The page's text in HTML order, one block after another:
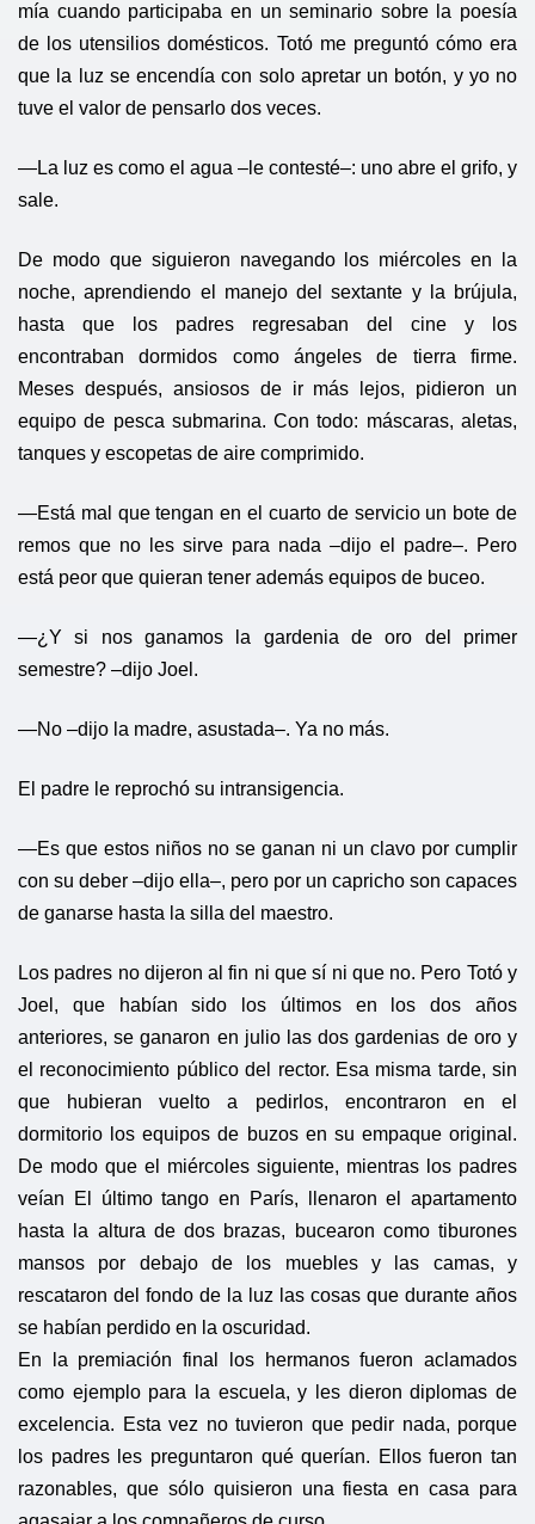
mía cuando participaba en un seminario sobre la poesía
de los utensilios domésticos. Totó me preguntó cómo era
que la luz se encendía con solo apretar un botón, y yo no
tuve el valor de pensarlo dos veces.
—La luz es como el agua –le contesté–: uno abre el grifo, y
sale.
De modo que siguieron navegando los miércoles en la
noche, aprendiendo el manejo del sextante y la brújula,
hasta que los padres regresaban del cine y los
encontraban dormidos como ángeles de tierra firme.
Meses después, ansiosos de ir más lejos, pidieron un
equipo de pesca submarina. Con todo: máscaras, aletas,
tanques y escopetas de aire comprimido.
—Está mal que tengan en el cuarto de servicio un bote de
remos que no les sirve para nada –dijo el padre–. Pero
está peor que quieran tener además equipos de buceo.
—¿Y si nos ganamos la gardenia de oro del primer
semestre? –dijo Joel.
—No –dijo la madre, asustada–. Ya no más.
El padre le reprochó su intransigencia.
—Es que estos niños no se ganan ni un clavo por cumplir
con su deber –dijo ella–, pero por un capricho son capaces
de ganarse hasta la silla del maestro.
Los padres no dijeron al fin ni que sí ni que no. Pero Totó y
Joel, que habían sido los últimos en los dos años
anteriores, se ganaron en julio las dos gardenias de oro y
el reconocimiento público del rector. Esa misma tarde, sin
que hubieran vuelto a pedirlos, encontraron en el
dormitorio los equipos de buzos en su empaque original.
De modo que el miércoles siguiente, mientras los padres
veían El último tango en París, llenaron el apartamento
hasta la altura de dos brazas, bucearon como tiburones
mansos por debajo de los muebles y las camas, y
rescataron del fondo de la luz las cosas que durante años
se habían perdido en la oscuridad.
En la premiación final los hermanos fueron aclamados
como ejemplo para la escuela, y les dieron diplomas de
excelencia. Esta vez no tuvieron que pedir nada, porque
los padres les preguntaron qué querían. Ellos fueron tan
razonables, que sólo quisieron una fiesta en casa para